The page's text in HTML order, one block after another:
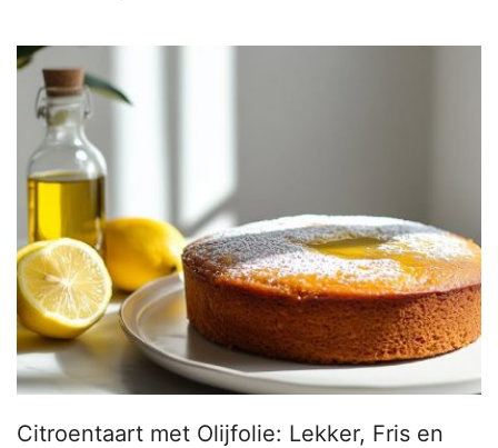
Citroentaart met Olijfolie: Lekker, Fris en